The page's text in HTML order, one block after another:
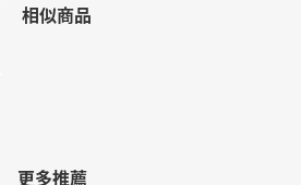
相似商品
更多推薦